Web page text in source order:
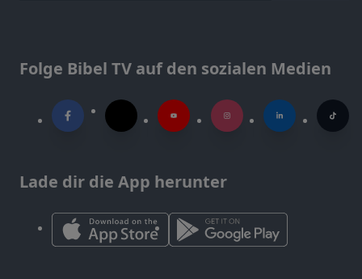
Folge Bibel TV auf den sozialen Medien
Lade dir die App herunter